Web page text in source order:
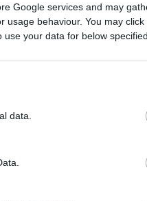
Google services and may
usage behaviour. You may
your data for below
data.
Al